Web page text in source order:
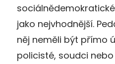
jako nejvhodnější.
něj neměli být přímo
policisté, soudci